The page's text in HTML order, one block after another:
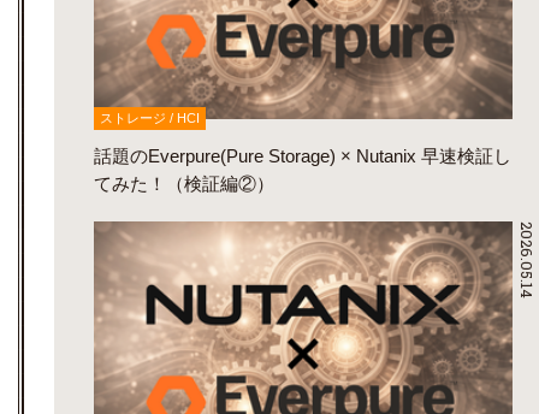
ストレージ / HCI
話題のEverpure(Pure Storage) × Nutanix 早速検証し
てみた！（検証編②）
2026.05.14